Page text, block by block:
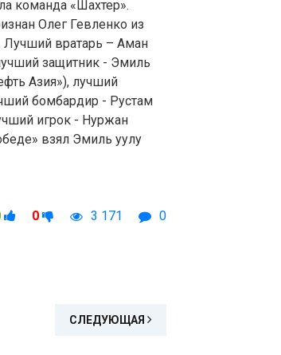
команда «Шахтер».
Олег Гевленко из
вратарь – Аман
защитник - Эмиль
Азия»), лучший
бомбардир - Рустам
игрок - Нуржан
взял Эмиль уулу
0 3 171 0
СЛЕДУЮЩАЯ